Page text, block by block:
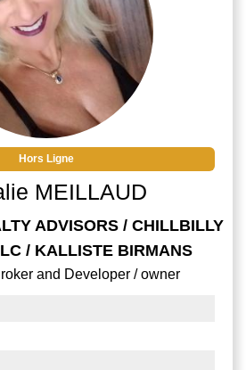
Hors Ligne
MEILLAUD
ADVISORS / CHILLBILLY
/ KALLISTE BIRMANS
and Developer / owner